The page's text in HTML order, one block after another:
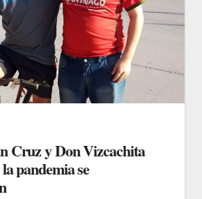
Cruz y Don Vizcachita
pandemia se